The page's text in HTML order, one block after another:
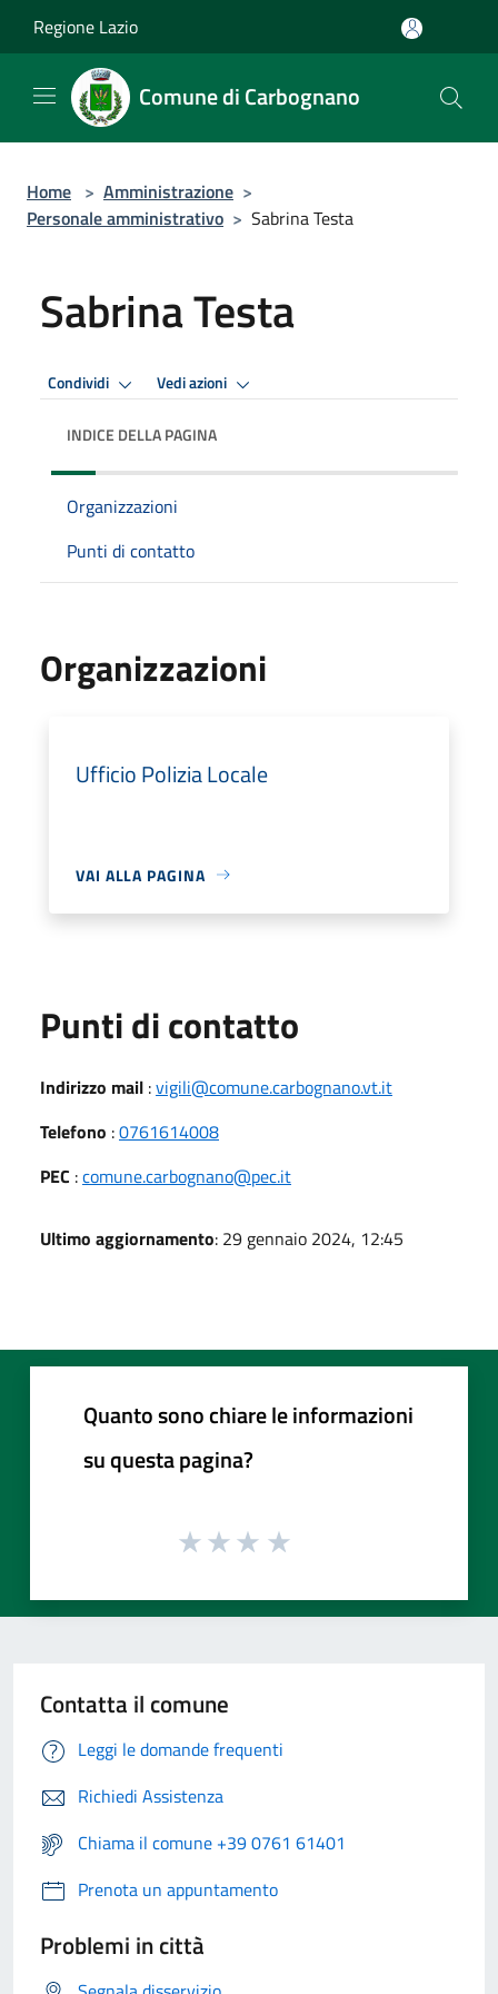
Regione Lazio
Comune di Carbognano
Home > Amministrazione >
Personale amministrativo > Sabrina Testa
Sabrina Testa
Condividi Vedi azioni
INDICE DELLA PAGINA
Organizzazioni
Punti di contatto
Organizzazioni
Ufficio Polizia Locale
VAI ALLA PAGINA
Punti di contatto
Indirizzo mail :vigili@comune.carbognano.vt.it
Telefono :0761614008
PEC :comune.carbognano@pec.it
Ultimo aggiornamento: 29 gennaio 2024, 12:45
Quanto sono chiare le informazioni
su questa pagina?
Contatta il comune
Leggi le domande frequenti
Richiedi Assistenza
Chiama il comune +39 0761 61401
Prenota un appuntamento
Problemi in città